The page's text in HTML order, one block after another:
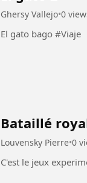
Ghersy Vallejo•0
El gato bago #Viaje
Bataillé
Louvensky Pierre•0